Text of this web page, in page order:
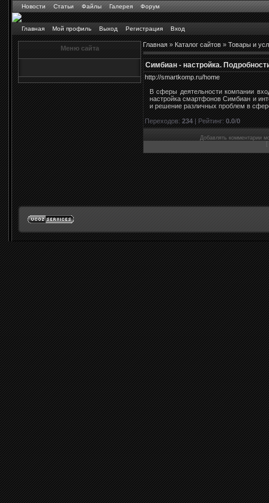
Новости Статьи Файлы Галерея Форум
Главная Мой профиль Выход Регистрация Вход
Меню сайта Главная»Каталог сайтов»Товары и
Симбиан - настройка.
http://smartkomp.ru/home
В сферы деятельности компании
настройка смартфонов Симбиан и
и решение различных проблем в
Переходов:234|Рейтинг:0.0/0
Добавлять комментарии